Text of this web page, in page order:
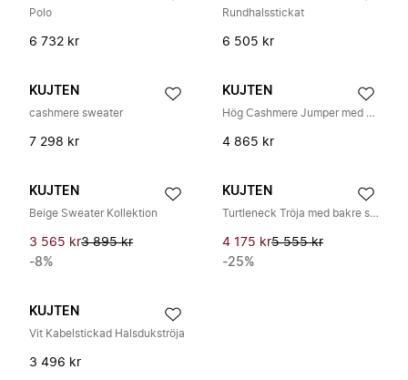
Polo
6 732 kr
Rundhalsstickat
6 505 kr
KUJTEN
cashmere sweater
7 298 kr
KUJTEN
Hög Cashmere Jumper med Hög Hals
4 865 kr
KUJTEN
Beige Sweater Kollektion
3 565 kr3 895 kr
-8%
KUJTEN
Turtleneck Tröja med bakre slits
4 175 kr5 555 kr
-25%
KUJTEN
Vit Kabelstickad Halsdukströja
3 496 kr